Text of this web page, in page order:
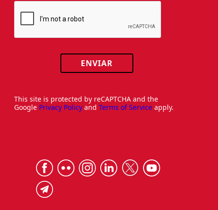
ENVIAR
This site is protected by reCAPTCHA and the
Google Privacy Policy and Terms of Service apply.